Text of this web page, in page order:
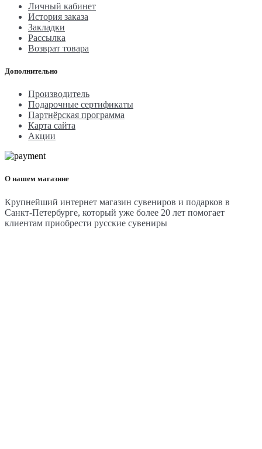
Личный кабинет
История заказа
Закладки
Рассылка
Возврат товара
Дополнительно
Производитель
Подарочные сертификаты
Партнёрская программа
Карта сайта
Акции
О нашем магазине
Крупнейший интернет магазин сувениров и подарков в
Санкт-Петербурге, который уже более 20 лет помогает
клиентам приобрести русские сувениры